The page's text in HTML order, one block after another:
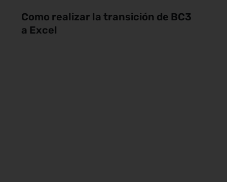
Como realizar la transición de BC3
a Excel